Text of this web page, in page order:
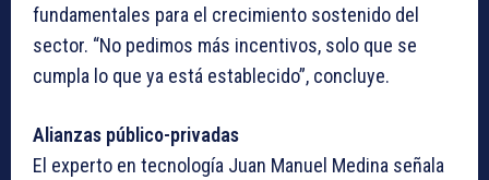
fundamentales para el crecimiento sostenido del
sector. “No pedimos más incentivos, solo que se
cumpla lo que ya está establecido”, concluye.
Alianzas público-privadas
El experto en tecnología Juan Manuel Medina señala